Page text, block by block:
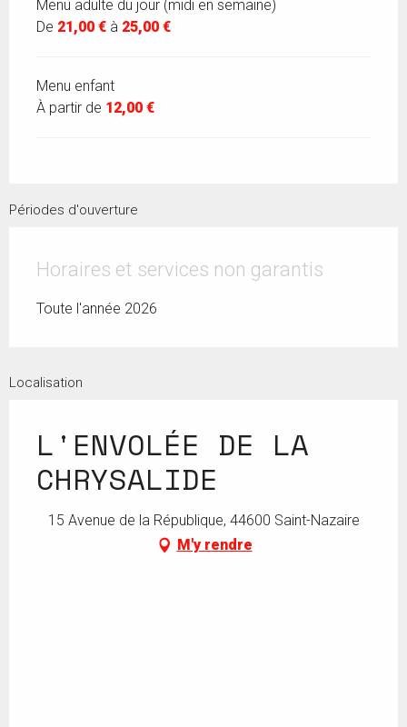
Menu adulte du jour (midi en semaine)
De 21,00 € à 25,00 €
Menu enfant
À partir de 12,00 €
Périodes d'ouverture
Horaires et services non garantis
Toute l'année 2026
Localisation
L'ENVOLÉE DE LA
CHRYSALIDE
15 Avenue de la République, 44600 Saint-Nazaire
M'y rendre